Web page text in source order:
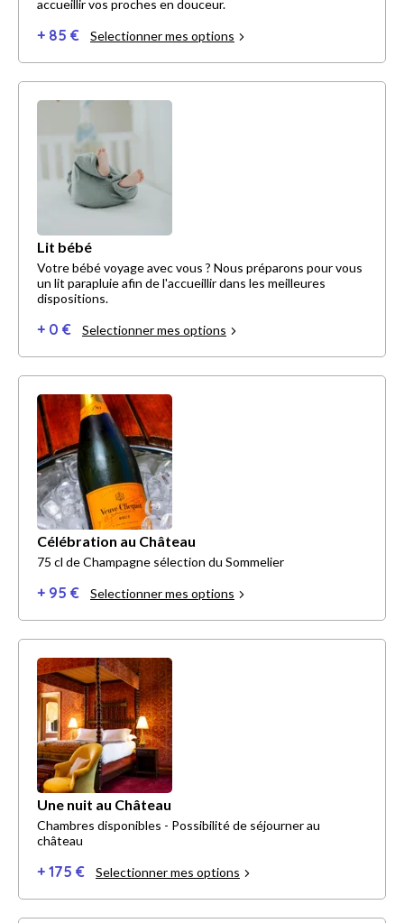
accueillir vos proches en douceur.
+ 85 € Selectionner mes options
Lit bébé
Votre bébé voyage avec vous ? Nous préparons pour vous
un lit parapluie afin de l'accueillir dans les meilleures
dispositions.
+ 0 € Selectionner mes options
Célébration au Château
75 cl de Champagne sélection du Sommelier
+ 95 € Selectionner mes options
Une nuit au Château
Chambres disponibles - Possibilité de séjourner au
château
+ 175 € Selectionner mes options